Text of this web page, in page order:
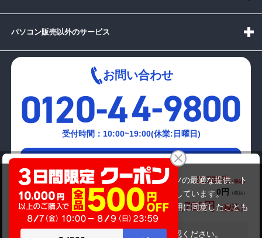
商品価格(税込) 21,780円
オプション小計価格(税込)
0円
商品合計価格(税込)
21,780円
パソコン販売以外のサービス
お問い合わせ
受付時間：10:00~19:00(休業:日曜日)
メールでの
お問い合わせはこちら
当サイトでは利用体験の向上およびコンテンツの最適な提供、ト
ラフィックの分析を目的としてCookieを使用しています。
サイトの閲覧を継続された場合、Cookieの利用に同意したことも
のといたします。
をご確認ください。